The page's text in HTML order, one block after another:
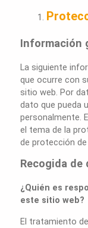
Información
La siguiente
que ocurre con
sitio web. Por
dato que pueda
personalmente.
el tema de la
de protección
Recogida
¿Quién es
este sitio web?
El tratamiento